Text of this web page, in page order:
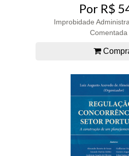
Por R$
Improbidade
Comentada